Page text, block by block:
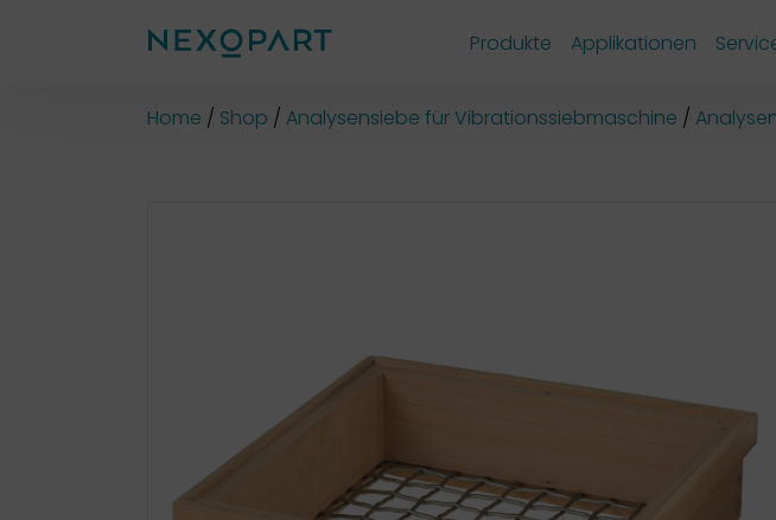
Produkte Applikationen
Home Shop Analysensiebe für Vibrationssiebmaschine